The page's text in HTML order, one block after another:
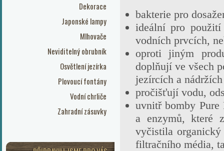
Dekorace
Japonské lampy
Mlhovače
Neviditelný obrubník
Osvětlení jezírka
Plovoucí fontány
Vodní chrliče
Zahradní zásuvky
bakterie pro
ideální pro
vodních prvcích,
oproti jiným
doplňují ve všech
jezírcích a nádržích
pročišťují vodu,
uvnitř bomby Pure
a enzymů, které
vyčistila organický
filtračního média,